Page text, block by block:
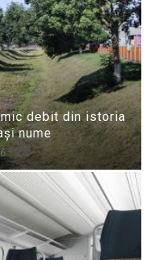
debit din istoria
nume